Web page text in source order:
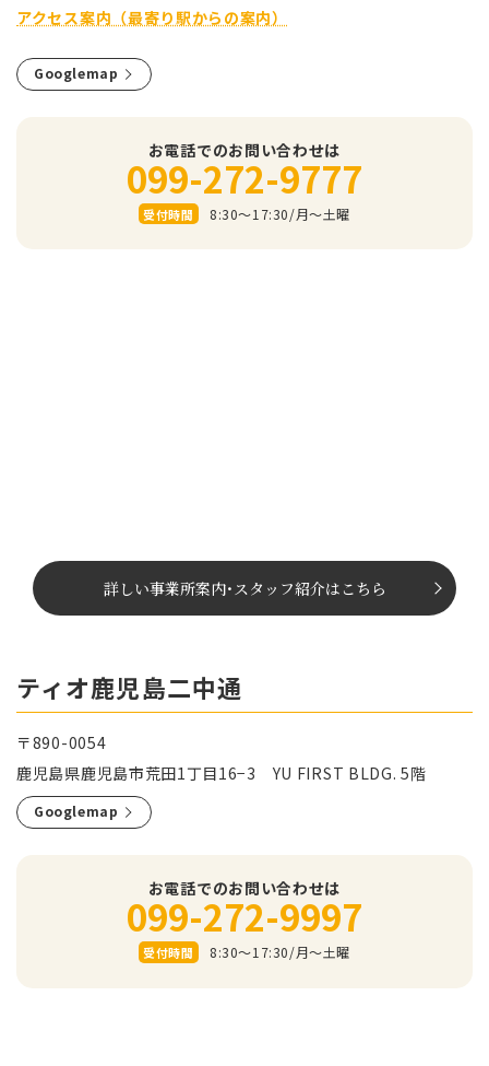
アクセス案内（最寄り駅からの案内）
Googlemap
お電話でのお問い合わせは
099-272-9777
受付時間 8:30～17:30/⽉〜⼟曜
詳しい事業所案内･スタッフ紹介はこちら
ティオ鹿児島二中通
〒890-0054
鹿児島県鹿児島市荒田1丁目16−3 YU FIRST BLDG. 5階
Googlemap
お電話でのお問い合わせは
099-272-9997
受付時間 8:30～17:30/⽉〜⼟曜